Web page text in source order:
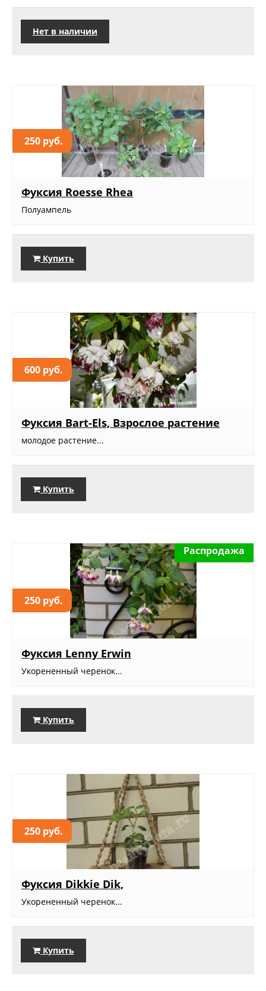
Нет в наличии
250 руб.
Фуксия Roesse Rhea
Полуампель
Купить
600 руб.
Фуксия Bart-Els, Взрослое растение
молодое растение...
Купить
250 руб.
Распродажа
Фуксия Lenny Erwin
Укорененный черенок...
Купить
250 руб.
Фуксия Dikkie Dik,
Укорененный черенок...
Купить